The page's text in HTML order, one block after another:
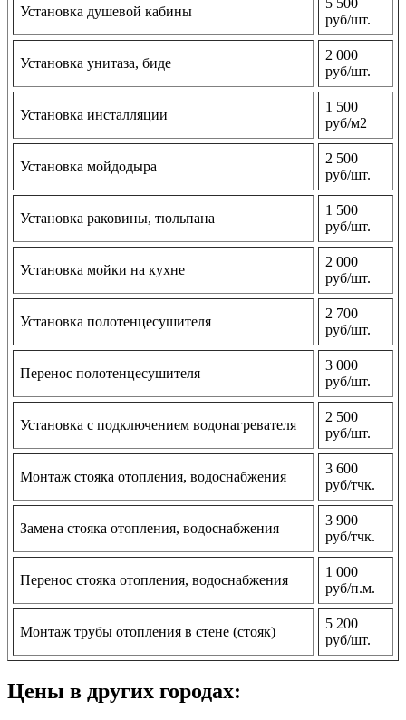
Установка душевой кабины
5 500
руб/шт.
Установка унитаза, биде
2 000
руб/шт.
Установка инсталляции
1 500
руб/м2
Установка мойдодыра
2 500
руб/шт.
Установка раковины, тюльпана
1 500
руб/шт.
Установка мойки на кухне
2 000
руб/шт.
Установка полотенцесушителя
2 700
руб/шт.
Перенос полотенцесушителя
3 000
руб/шт.
Установка с подключением водонагревателя
2 500
руб/шт.
Монтаж стояка отопления, водоснабжения
3 600
руб/тчк.
Замена стояка отопления, водоснабжения
3 900
руб/тчк.
Перенос стояка отопления, водоснабжения
1 000
руб/п.м.
Монтаж трубы отопления в стене (стояк)
5 200
руб/шт.
Цены в других городах: